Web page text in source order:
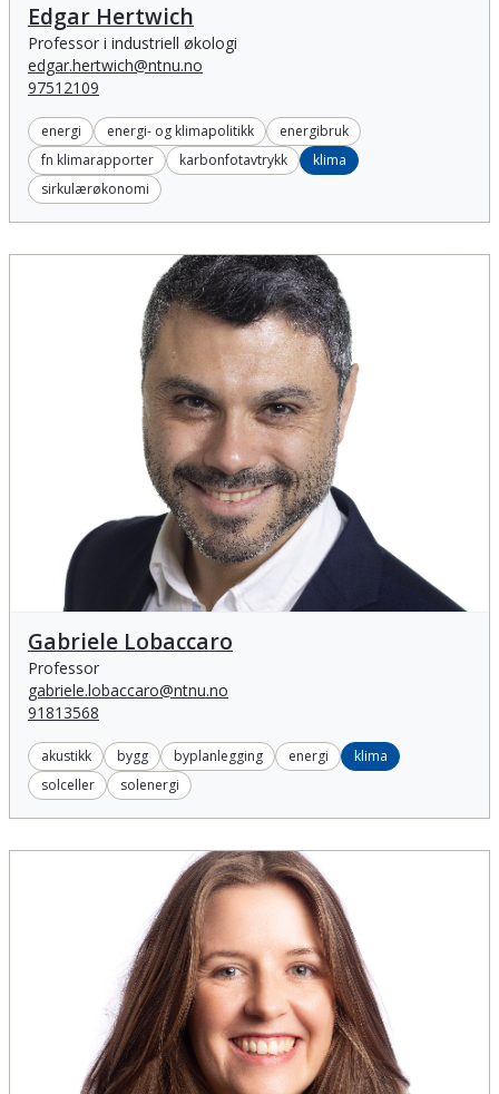
Edgar Hertwich
Professor i industriell økologi
edgar.hertwich@ntnu.no
97512109
energi energi- og klimapolitikk
energibruk
fn klimarapporter
karbonfotavtrykk
klima
sirkulærøkonomi
Gabriele Lobaccaro
Professor
gabriele.lobaccaro@ntnu.no
91813568
akustikk bygg byplanlegging energi
klima
solceller
solenergi